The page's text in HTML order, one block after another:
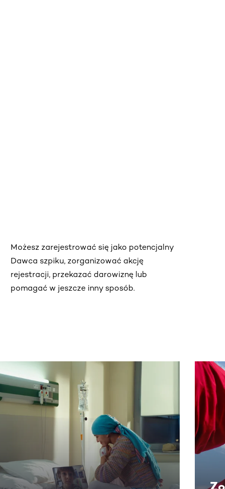
Możesz zarejestrować się jako potencjalny
Dawca szpiku, zorganizować akcję
rejestracji, przekazać darowiznę lub
pomagać w jeszcze inny sposób.